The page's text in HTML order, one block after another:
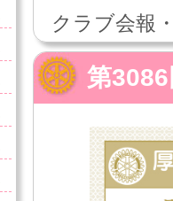
クラブ会報
第